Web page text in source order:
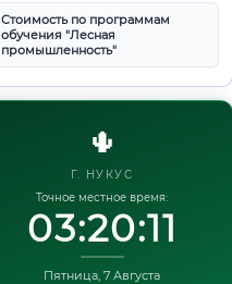
Стоимость по программам
обучения "Лесная
промышленность"
🌵
Г. НУКУС
Точное местное время:
03:20:12
Пятница, 7 Августа